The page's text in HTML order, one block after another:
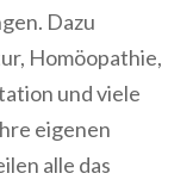
Dazu
Homöopathie,
und viele
eigenen
alle das